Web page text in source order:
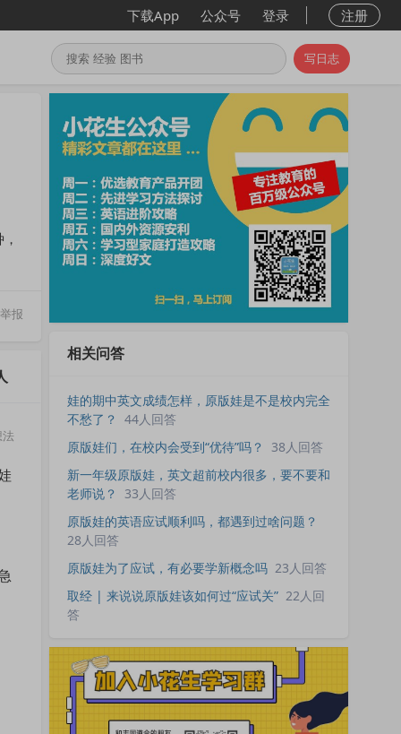
下载App 公众号 登录 注册
写日志
举报
法
相关问答
娃的期中英文成绩怎样，原版娃是不是校内完全
不愁了？
44人回答
原版娃们，在校内会受到“优待”吗？
38人回答
新一年级原版娃，英文超前校内很多，要不要和
老师说？
33人回答
原版娃的英语应试顺利吗，都遇到过啥问题？
28人回答
原版娃为了应试，有必要学新概念吗 23人回答
取经 | 来说说原版娃该如何过“应试关” 22人回
答